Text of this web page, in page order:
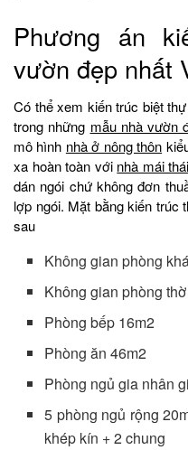
Phương án
vườn đẹp nhất
Có thể xem kiến trúc biệt
trong những mẫu nhà vườn
mô hình nhà ở nông thôn
xa hoàn toàn với nhà mái
dán ngói chứ không đơn
lợp ngói. Mặt bằng kiến trúc
sau
Không gian phòng
Không gian phòng
Phòng bếp 16m2
Phòng ăn 46m2
Phòng ngủ gia nhân
5 phòng ngủ rộng
khép kín + 2 chung